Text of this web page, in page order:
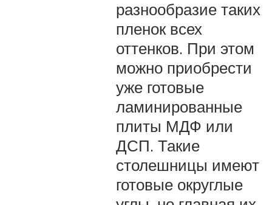
разнообразие таких
пленок всех
оттенков. При этом
можно приобрести
уже готовые
ламинированные
плиты МДФ или
ДСП. Такие
столешницы имеют
готовые округлые